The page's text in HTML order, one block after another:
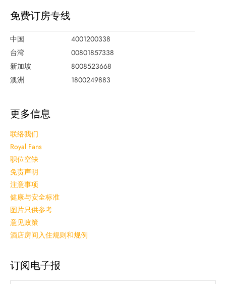
免费订房专线
中国
4001200338
台湾
00801857338
新加坡
8008523668
澳洲
1800249883
更多信息
联络我们
Royal Fans
职位空缺
免责声明
注意事项
健康与安全标准
图片只供参考
意见政策
酒店房间入住规则和规例
订阅电子报